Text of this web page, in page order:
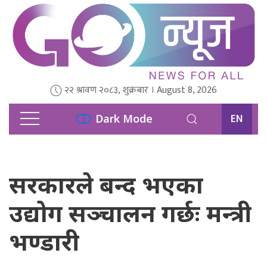
२२ श्रावण २०८३, शुक्रबार । August 8, 2026
Dark Mode EN
सरकारले बन्द भएका
उद्योग सञ्चालन गर्छः मन्त्री
भण्डारी